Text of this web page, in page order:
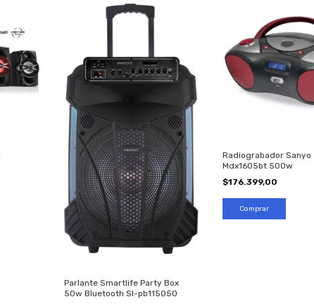
Parlante Smartlife Party Box
50w Bluetooth Sl-pb115050
Radiograbador Sanyo
Mdx1605bt 500w
$176.399,00